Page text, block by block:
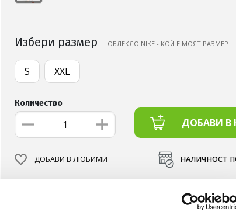
Избери размер ОБЛЕКЛО NIKE - КОЙ Е МОЯТ РАЗМЕР
S XXL
Количество
ДОБАВИ В
ДОБАВИ В ЛЮБИМИ НАЛИЧНОСТ
КУПИ